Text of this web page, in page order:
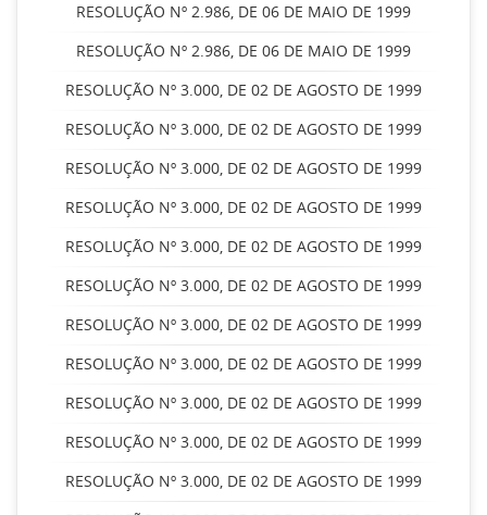
RESOLUÇÃO Nº 2.986, DE 06 DE MAIO DE 1999
RESOLUÇÃO Nº 2.986, DE 06 DE MAIO DE 1999
RESOLUÇÃO Nº 3.000, DE 02 DE AGOSTO DE 1999
RESOLUÇÃO Nº 3.000, DE 02 DE AGOSTO DE 1999
RESOLUÇÃO Nº 3.000, DE 02 DE AGOSTO DE 1999
RESOLUÇÃO Nº 3.000, DE 02 DE AGOSTO DE 1999
RESOLUÇÃO Nº 3.000, DE 02 DE AGOSTO DE 1999
RESOLUÇÃO Nº 3.000, DE 02 DE AGOSTO DE 1999
RESOLUÇÃO Nº 3.000, DE 02 DE AGOSTO DE 1999
RESOLUÇÃO Nº 3.000, DE 02 DE AGOSTO DE 1999
RESOLUÇÃO Nº 3.000, DE 02 DE AGOSTO DE 1999
RESOLUÇÃO Nº 3.000, DE 02 DE AGOSTO DE 1999
RESOLUÇÃO Nº 3.000, DE 02 DE AGOSTO DE 1999